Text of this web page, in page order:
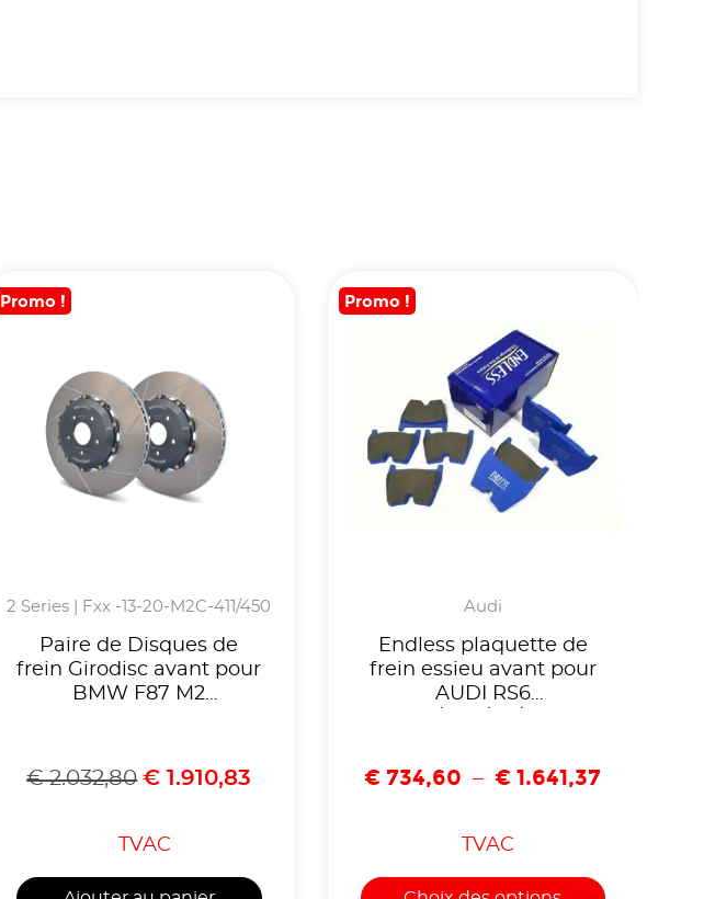
Promo !
2 Series | Fxx -13-20-M2C-411/450
Paire de Disques de
frein Girodisc avant pour
BMW F87 M2
BMW/BMW G87 M2
€2.032,80 € 1.910,83
TVAC
Promo !
Audi
Endless plaquette de
frein essieu avant pour
AUDI RS6
EIP159
€ 734,60 – € 1.641,37
TVAC